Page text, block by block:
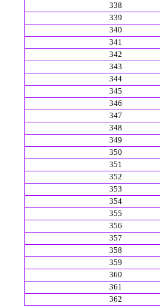
338
339
340
341
342
343
344
345
346
347
348
349
350
351
352
353
354
355
356
357
358
359
360
361
362